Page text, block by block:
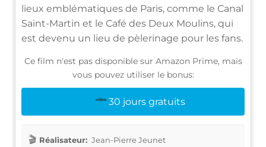
lieux emblématiques de Paris, comme le Canal
Saint-Martin et le Café des Deux Moulins, qui
est devenu un lieu de pèlerinage pour les fans.
Ce film n'est pas disponible sur Amazon Prime, mais
vous pouvez utiliser le bonus:
30 jours gratuits
Réalisateur: Jean-Pierre Jeunet